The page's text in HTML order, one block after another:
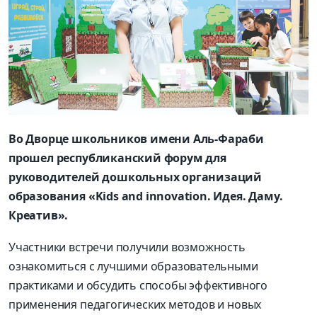
Во Дворце школьников имени Аль-Фараби
прошел республиканский форум для
руководителей дошкольных организаций
образования «Kids and innovation. Идея. Даму.
Креатив».
Участники встречи получили возможность
ознакомиться с лучшими образовательными
практиками и обсудить способы эффективного
применения педагогических методов и новых